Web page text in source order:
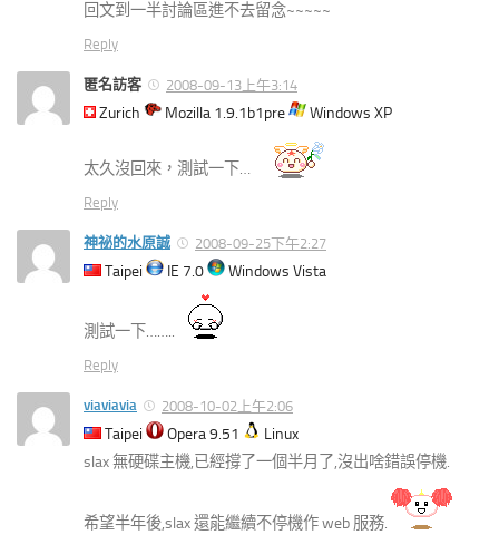
回文到一半討論區進不去留念~~~~~
Reply
匿名訪客 2008-09-13上午3:14
Zurich Mozilla 1.9.1b1pre Windows XP
太久沒回來，測試一下…
Reply
神祕的水原誠 2008-09-25下午2:27
Taipei IE 7.0 Windows Vista
測試一下……..
Reply
viaviavia 2008-10-02上午2:06
Taipei Opera 9.51
Linux
slax 無硬碟主機,已經撐了一個半月了,沒出啥錯誤停機.
希望半年後,slax 還能繼續不停機作 web 服務.